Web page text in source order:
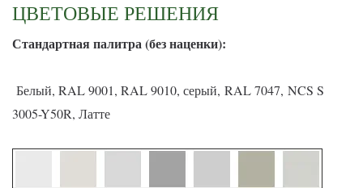
ЦВЕТОВЫЕ РЕШЕНИЯ
Стандартная палитра (без наценки):
Белый, RAL 9001, RAL 9010, серый, RAL 7047, NCS S
3005-Y50R, Латте